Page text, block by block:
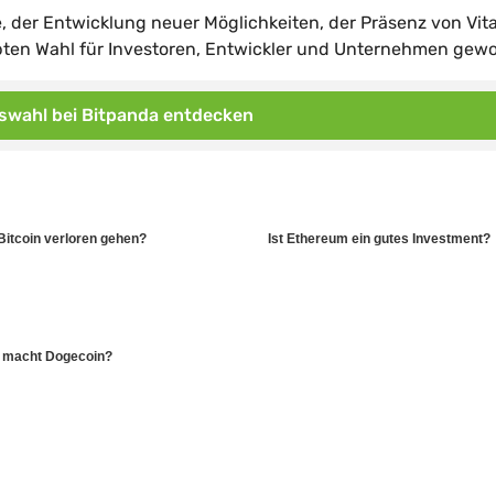
Entwicklung neuer Möglichkeiten, der Präsenz von
Wahl für Investoren, Entwickler und Unternehmen
bei Bitpanda entdecken
verloren gehen? Ist Ethereum ein gutes Investment?
macht Dogecoin?